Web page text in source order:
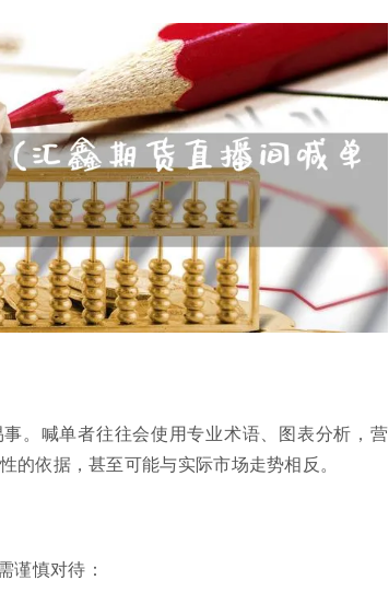
。喊单者往往会使用专业术语、图表分析，营
依据，甚至可能与实际市场走势相反。
谨慎对待：